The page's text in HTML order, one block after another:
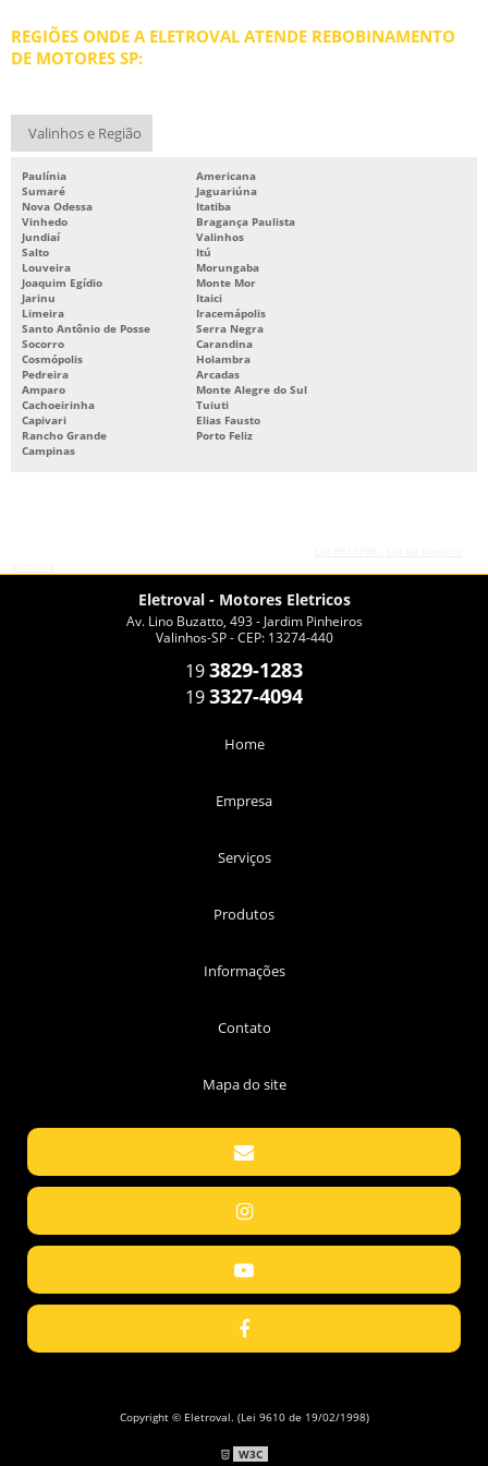
REBOBINAMENTO DE MOTORES
REBOBINAMENTO DE MOTORES SP
REPARO DE MOTORES ELÉTRICOS
SERVIÇOS DE BOMBAS
REGIÕES ONDE A ELETROVAL ATENDE REBOBINAMENTO
DE MOTORES SP:
Valinhos e Região
Paulínia
Americana
Sumaré
Jaguariúna
Nova Odessa
Itatiba
Vinhedo
Bragança Paulista
Jundiaí
Valinhos
Salto
Itú
Louveira
Morungaba
Joaquim Egídio
Monte Mor
Jarinu
Itaici
Limeira
Iracemápolis
Santo Antônio de Posse
Serra Negra
Socorro
Carandina
Cosmópolis
Holambra
Pedreira
Arcadas
Amparo
Monte Alegre do Sul
Cachoeirinha
Tuiuti
Capivari
Elias Fausto
Rancho Grande
Porto Feliz
Campinas
Eletroval - Motores Eletricos
Av. Lino Buzatto, 493 - Jardim Pinheiros
Valinhos-SP - CEP: 13274-440
193829-1283
193327-4094
Home
Empresa
Serviços
Produtos
Informações
Contato
Mapa do site
Copyright © Eletroval. (Lei 9610 de 19/02/1998)
W3C